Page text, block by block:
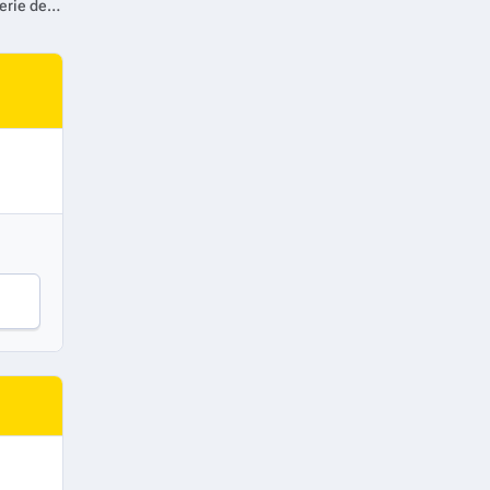
FX y Disney+ Latinoamérica presentan Necaxa, la nueva docuserie de los productores de Bienvenidos al Wrexham que estrena el 8 de agosto